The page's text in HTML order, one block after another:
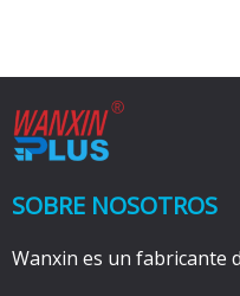
SOBRE NOSOTROS
Wanxin es un fabricante